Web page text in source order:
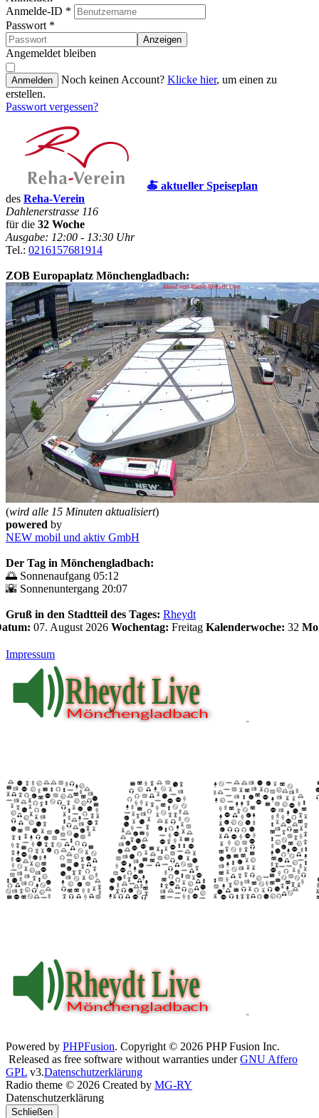
Anmelde-ID *
Passwort *
Anzeigen
Angemeldet bleiben
Anmelden Noch keinen Account? Klicke hier, um einen zu
erstellen.
Passwort vergessen?
🍝 aktueller Speiseplan
des Reha-Verein
Dahlenerstrasse 116
für die 32 Woche
Ausgabe: 12:00 - 13:30 Uhr
Tel.: 0216157681914
ZOB Europaplatz Mönchengladbach:
(wird alle 15 Minuten aktualisiert)
powered by
NEW mobil und aktiv GmbH
Der Tag in Mönchengladbach:
🌅 Sonnenaufgang 05:12
🌇 Sonnenuntergang 20:07
Gruß in den Stadtteil des Tages: Rheydt
07. August 2026 Wochentag: Freitag Kalenderwoche: 32
Impressum
Powered by PHPFusion. Copyright © 2026 PHP Fusion Inc.
Released as free software without warranties underGNU Affero
GPL v3.Datenschutzerklärung
Radio theme © 2026 Created by MG-RY
Datenschutzerklärung
Schließen